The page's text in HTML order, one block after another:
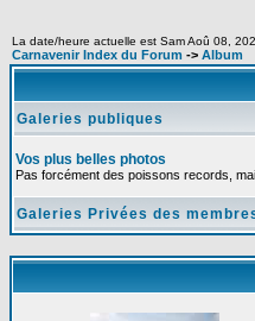
La date/heure actuelle est Sam Aoû 08,
Carnavenir Index du Forum -> Album
Galeries publiques
Vos plus belles photos
Pas forcément des poissons records,
Galeries Privées des